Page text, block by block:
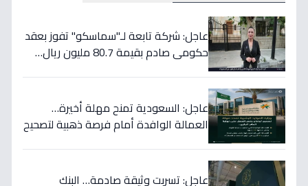
عاجل: شركة تابعة لـ"سماسكو" تفوز بعقد
حكومي صادم بقيمة 80.7 مليون ريال…
عاجل: السعودية تمنح مهلة أخيرة…
العمالة الوافدة أمام فرصة ذهبية لتصحيح
عاجل: تسربت وثيقة صادمة… البنك